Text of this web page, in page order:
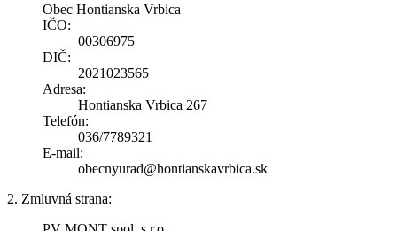
Obec Hontianska Vrbica
IČO:
00306975
DIČ:
2021023565
Adresa:
Hontianska Vrbica 267
Telefón:
036/7789321
E-mail:
obecnyurad@hontianskavrbica.sk
2. Zmluvná strana: